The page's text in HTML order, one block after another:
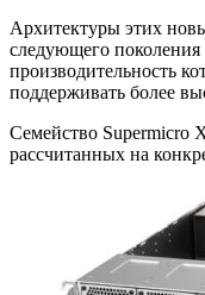
Архитектуры этих
следующего
производительность
поддерживать более
Семейство Supermicro
рассчитанных на